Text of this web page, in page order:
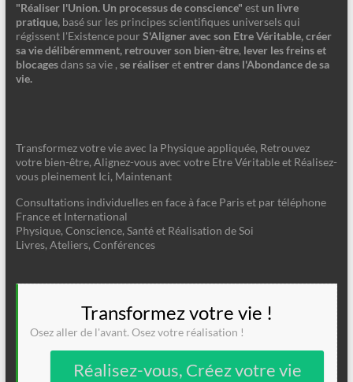
"Réaliser l'Union. Un processus de conscience" est un livre
pratique, basé sur les principes scientifiques universels qui
régissent l'Existence pour S'Aligner avec son Etre Véritable, créer
sa vie délibéremment, retrouver son bien-être, lever les freins et
blocagesdans sa vie , se réaliseretentrer dans l'Abondance de sa
vie.
Transformez votre vie avec la Physique appliquée, Retrouvez
votre bien-être, Alignez-vous avec votre Etre Véritable et Réalisez-
vous pleinement Ici, Maintenant
Consultations individuelles en face à face Paris et par téléphone
France et International
Physique, Conscience, Santé et Réalisation de Soi
Livres, Ateliers, Conférences
Transformez votre vie !
Osez aller de l'avant. Osez votre réalisation !
Réalisez-vous, Créez votre vie